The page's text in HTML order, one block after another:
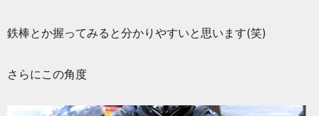
鉄棒とか握ってみると分かりやすいと思います(笑)
さらにこの角度